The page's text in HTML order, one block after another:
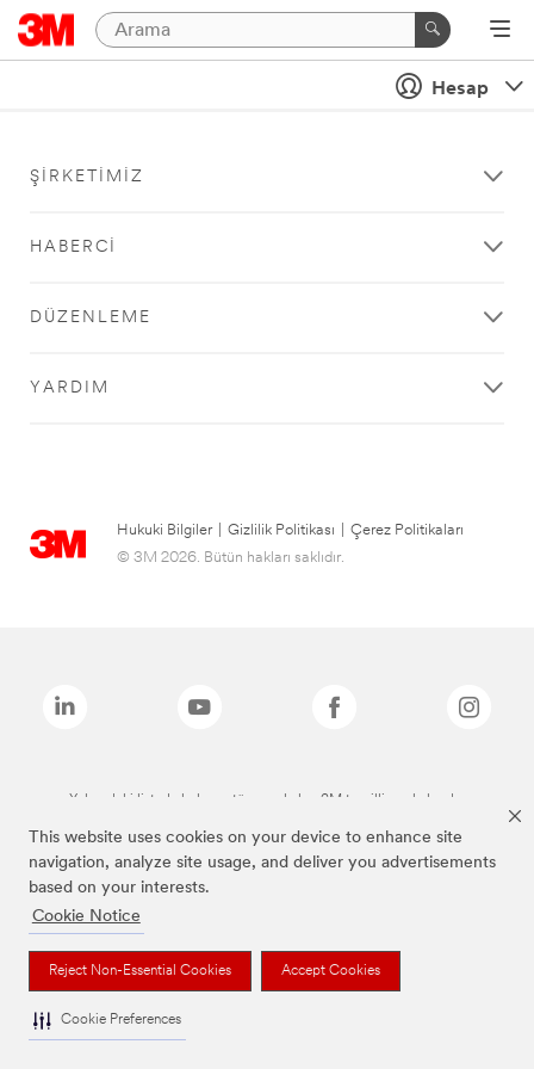
This website uses cookies on your device to enhance site
navigation, analyze site usage, and deliver you advertisements
based on your interests.
Cookie Notice
Reject Non-Essential Cookies Accept Cookies
Cookie Preferences
Hesap
ŞIRKETIMIZ
HABERCI
DÜZENLEME
YARDIM
Hukuki Bilgiler Gizlilik Politikası
Çerez Politikaları
© 3M 2026. Bütün hakları saklıdır.
Yukarıdaki listede bulunan tüm markalar, 3M tescilli markalarıdır.